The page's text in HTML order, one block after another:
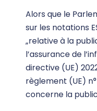
Alors que le
sur les notations
„relative à la
l’assurance de
directive (UE)
règlement (UE)
concerne la